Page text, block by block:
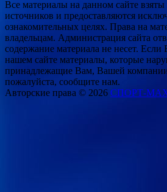
Все материалы на данном сайте
источников и предоставляются
ознакомительных целях. Права на
владельцам. Администрация сайта
содержание материала не несет.
нашем сайте материалы, которые
принадлежащие Вам, Вашей
пожалуйста, сообщите нам.
Авторские права © 2026 СПОРТ-